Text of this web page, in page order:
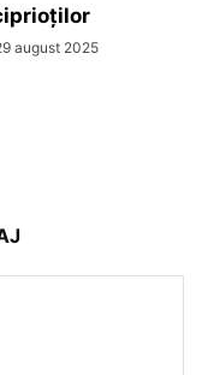
august 2025